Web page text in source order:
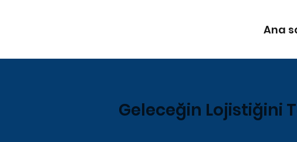
Ana
Geleceğin Lojistiğini